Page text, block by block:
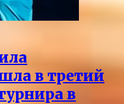
в третий
в